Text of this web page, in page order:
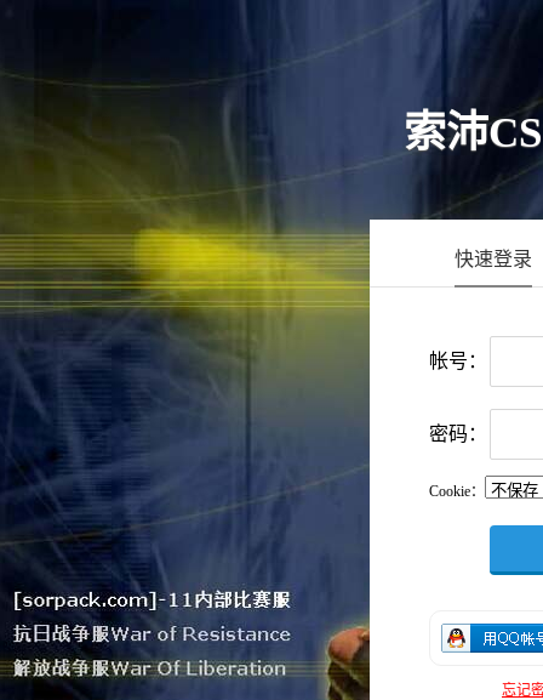
索沛
快速登录
帐号：
密码：
Cookie：
忘记